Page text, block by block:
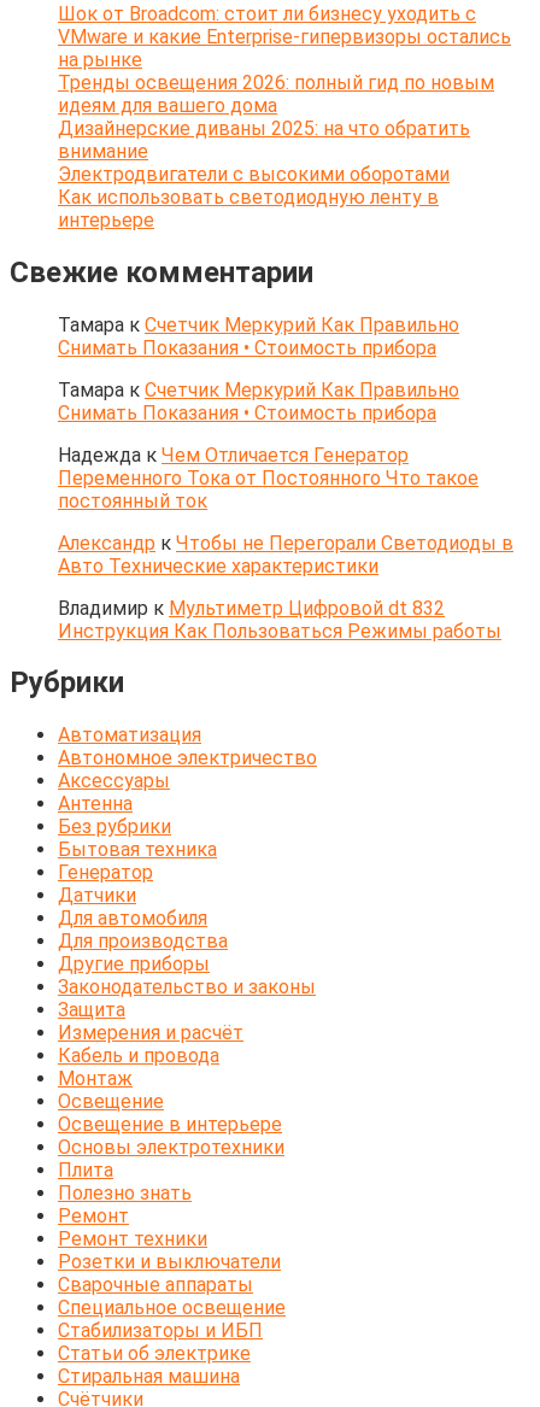
Шок от Broadcom: стоит ли бизнесу уходить с
VMware и какие Enterprise-гипервизоры остались
на рынке
Тренды освещения 2026: полный гид по новым
идеям для вашего дома
Дизайнерские диваны 2025: на что обратить
внимание
Электродвигатели с высокими оборотами
Как использовать светодиодную ленту в
интерьере
Свежие комментарии
Тамара к Счетчик Меркурий Как Правильно
Снимать Показания • Стоимость прибора
Тамара к Счетчик Меркурий Как Правильно
Снимать Показания • Стоимость прибора
Надежда к Чем Отличается Генератор
Переменного Тока от Постоянного Что такое
постоянный ток
Александр к Чтобы не Перегорали Светодиоды в
Авто Технические характеристики
Владимир к Мультиметр Цифровой dt 832
Инструкция Как Пользоваться Режимы работы
Рубрики
Автоматизация
Автономное электричество
Аксессуары
Антенна
Без рубрики
Бытовая техника
Генератор
Датчики
Для автомобиля
Для производства
Другие приборы
Законодательство и законы
Защита
Измерения и расчёт
Кабель и провода
Монтаж
Освещение
Освещение в интерьере
Основы электротехники
Плита
Полезно знать
Ремонт
Ремонт техники
Розетки и выключатели
Сварочные аппараты
Специальное освещение
Стабилизаторы и ИБП
Статьи об электрике
Стиральная машина
Счётчики